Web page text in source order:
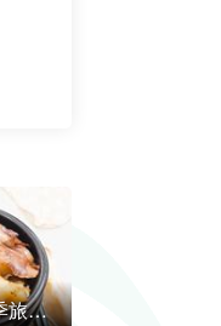
2025澎湖四季旅行「気軽に古きを訪ねる」が相次いで登場！